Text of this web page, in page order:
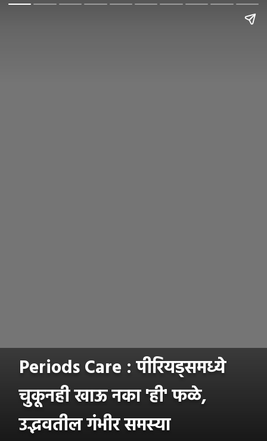
Periods Care : पीरियड्समध्ये
चुकूनही खाऊ नका 'ही' फळे,
उद्भवतील गंभीर समस्या